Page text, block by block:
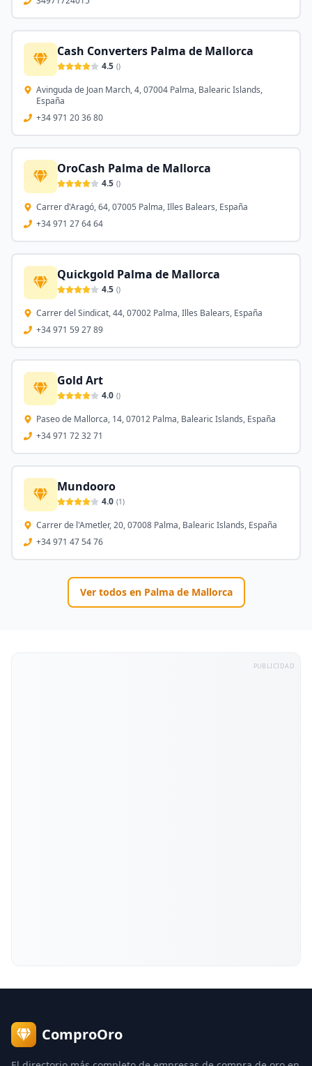
Cash Converters Palma de Mallorca
4.5 ()
Avinguda de Joan March, 4, 07004 Palma, Balearic Islands,
España
+34 971 20 36 80
OroCash Palma de Mallorca
4.5 ()
Carrer d'Aragó, 64, 07005 Palma, Illes Balears, España
+34 971 27 64 64
Quickgold Palma de Mallorca
4.5 ()
Carrer del Sindicat, 44, 07002 Palma, Illes Balears, España
+34 971 59 27 89
Gold Art
4.0 ()
Paseo de Mallorca, 14, 07012 Palma, Balearic Islands, España
+34 971 72 32 71
Mundooro
4.0 (1)
Carrer de l'Ametler, 20, 07008 Palma, Balearic Islands, España
+34 971 47 54 76
Ver todos en Palma de Mallorca
PUBLICIDAD
ComproOro